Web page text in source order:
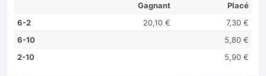
Gagnant
Placé
6-2
20,10 €
7,30 €
6-10
5,80 €
2-10
5,90 €